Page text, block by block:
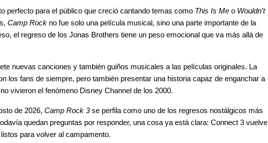
perfecto para el público que creció cantando temas como This Is Me o Wouldn’t
Camp Rock no fue solo una película musical, sino una parte importante de la
el regreso de los Jonas Brothers tiene un peso emocional que va más allá de
nuevas canciones y también guiños musicales a las películas originales. La
los fans de siempre, pero también presentar una historia capaz de enganchar a
vivieron el fenómeno Disney Channel de los 2000.
de 2026, Camp Rock 3 se perfila como uno de los regresos nostálgicos más
quedan preguntas por responder, una cosa ya está clara: Connect 3 vuelve
para volver al campamento.